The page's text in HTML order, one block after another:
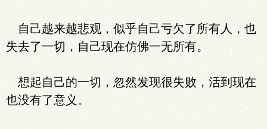
自己越来越悲观，似乎自己亏欠了所有人，也
失去了一切，自己现在仿佛一无所有。
想起自己的一切，忽然发现很失败，活到现在
也没有了意义。